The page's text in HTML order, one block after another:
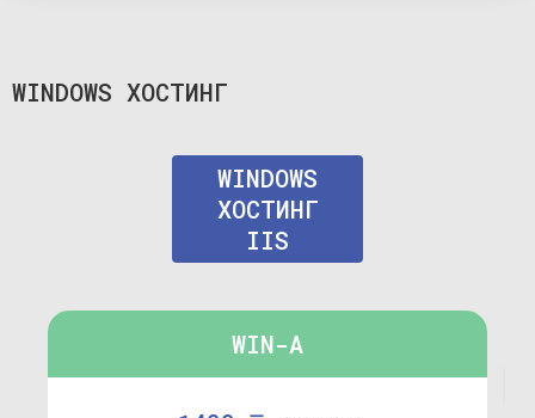
WINDOWS ХОСТИНГ
WINDOWS
ХОСТИНГ
IIS
WIN-A